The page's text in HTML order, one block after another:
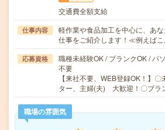
交通費全額支給
仕事内容
軽作業や食品加工を中心に、あ
仕事をご紹介します！≪例えば
応募資格
職種未経験OK / ブランクOK / パ
不要
【来社不要、WEB登録OK！】
ター、主婦(夫) 大歓迎！〇ブラ
職場の雰囲気